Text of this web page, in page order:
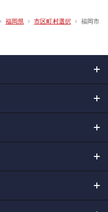
福岡県 市区町村選択 福岡市